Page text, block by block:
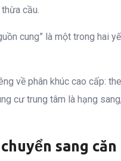
cầu.
cung” là một trong hai
về phân khúc cao cấp:
cư trung tâm là hạng
sang